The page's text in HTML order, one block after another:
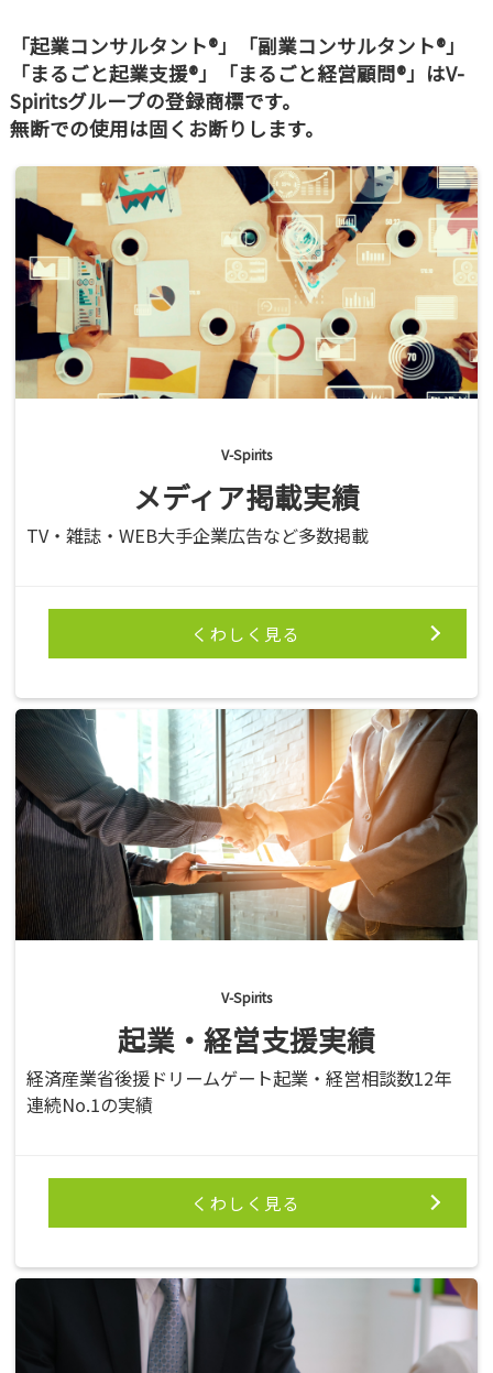
「起業コンサルタント®」「副業コンサルタント®」
「まるごと起業支援®」「まるごと経営顧問®」はV-
Spiritsグループの登録商標です。
無断での使用は固くお断りします。
V-Spirits
メディア掲載実績
TV・雑誌・WEB大手企業広告など多数掲載
くわしく見る
V-Spirits
起業・経営支援実績
経済産業省後援ドリームゲート起業・経営相談数12年
連続No.1の実績
くわしく見る